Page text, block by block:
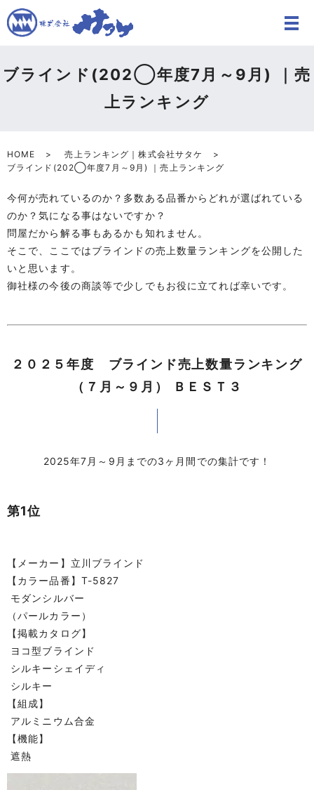
ブラインド(202◯年度7月～9月) ｜売
上ランキング
HOME
売上ランキング｜株式会社サタケ
ブラインド(202◯年度7月～9月) ｜売上ランキング
今何が売れているのか？多数ある品番からどれが選ばれている
のか？気になる事はないですか？
問屋だから解る事もあるかも知れません。
そこで、ここではブラインドの売上数量ランキングを公開した
いと思います。
御社様の今後の商談等で少しでもお役に立てれば幸いです。
２０２５年度 ブラインド売上数量ランキング
（７月～９月） ＢＥＳＴ３
2025年7月～9月までの3ヶ月間での集計です！
第1位
【メーカー】立川ブラインド
【カラー品番】T-5827
モダンシルバー
（パールカラー）
【掲載カタログ】
ヨコ型ブラインド
シルキーシェイディ
シルキー
【組成】
アルミニウム合金
【機能】
遮熱